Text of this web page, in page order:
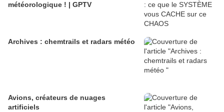
météorologique ! | GPTV
Archives : chemtrails et radars météo
Avions, créateurs de nuages
artificiels